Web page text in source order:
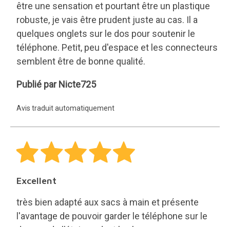
robuste, je vais être prudent juste au cas. Il a
quelques onglets sur le dos pour soutenir le
téléphone. Petit, peu d'espace et les connecteurs
semblent être de bonne qualité.
l'avantage de pouvoir garder le téléphone sur le
dessus de l'étui pendant la charge.